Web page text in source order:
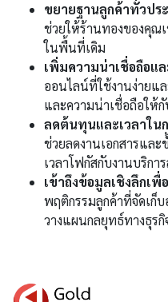
ขยายฐานลูกค้าทั่วปร
ช่วยให้ร้านทองของคุณ
ในพื้นที่เดิม
เพิ่มความน่าเชื่อถือแ
ออนไลน์ที่ใช้งานง่ายแ
และความน่าเชื่อถือให้กั
ลดต้นทุนและเวลาใน
ช่วยลดงานเอกสารแ
เวลาโฟกัสกับงานบริกา
เข้าถึงข้อมูลเชิงลึกเพื่
พฤติกรรมลูกค้าที่จัดเก็
วางแผนกลยุทธ์ทางธุร